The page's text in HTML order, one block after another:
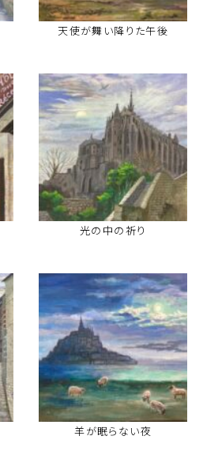
天使が舞い降りた午後
光の中の祈り
羊が眠らない夜